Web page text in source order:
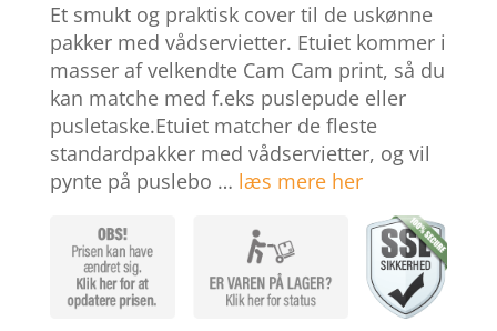
ud af 5
baseret
på
kundebedø
mmelser
Et smukt og praktisk cover til de uskønne
pakker med vådservietter. Etuiet kommer i
masser af velkendte Cam Cam print, så du
kan matche med f.eks puslepude eller
pusletaske.Etuiet matcher de fleste
standardpakker med vådservietter, og vil
pynte på puslebo … læs mere her